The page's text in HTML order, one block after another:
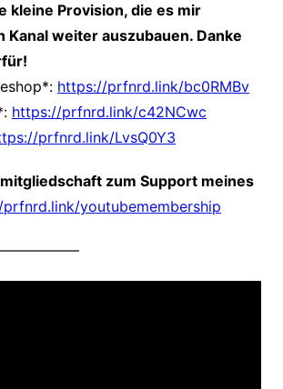
kleine Provision, die es mir
Kanal weiter auszubauen. Danke
https://prfnrd.link/bc0RMBv
https://prfnrd.link/c42NCwc
prfnrd.link/LvsQ0Y3
zum Support meines
youtubemembership